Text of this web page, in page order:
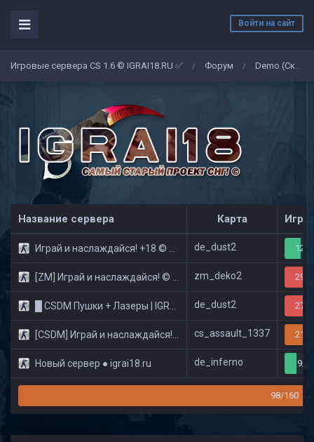
Войти на сайт
Игровые сервера CS 1.6 © IGRAI18.RU ✅ / Форум / Demo (Скриншоты)
Название сервера Карта
Играй и наслаждайся! +18 © Public de_dust2 12/
[ZM] Играй и наслаждайся! © Zombie Show zm_deko2 29/
█ CSDM Пушки + Лазеры | IGRAI18.RU ツ █ de_dust2 27/
[CSDM] Играй и наслаждайся! © Classic cs_assault_1337 21/
Новый сервер ● igrai18.ru de_inferno 9/
98/160